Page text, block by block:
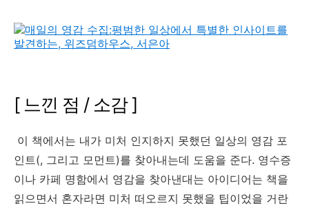
[ 느낀 점 / 소감 ]
이 책에서는 내가 미처 인지하지 못했던 일상의 영감 포
인트(, 그리고 모먼트)를 찾아내는데 도움을 준다. 영수증
이나 카페 명함에서 영감을 찾아낸대는 아이디어는 책을
읽으면서 혼자라면 미처 떠오르지 못했을 팁이었을 거란